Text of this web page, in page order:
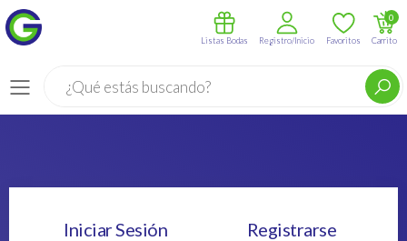
Menú
Listas Bodas Registro/Inicio Favoritos Carrito
0
Iniciar Sesión Registrarse